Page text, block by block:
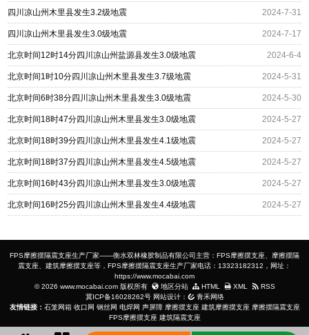
四川凉山州木里县发生3.2级地震 2024-7-31
四川凉山州木里县发生3.0级地震 2024-7-17
北京时间12时14分四川凉山州盐源县发生3.0级地震 2024-6-4
北京时间1时10分四川凉山州木里县发生3.7级地震 2024-5-31
北京时间6时38分四川凉山州木里县发生3.0级地震 2024-5-30
北京时间18时47分四川凉山州木里县发生3.0级地震 2024-5-27
北京时间18时39分四川凉山州木里县发生4.1级地震 2024-5-27
北京时间18时37分四川凉山州木里县发生4.5级地震 2024-5-27
北京时间16时43分四川凉山州木里县发生3.0级地震 2024-5-27
北京时间16时25分四川凉山州木里县发生4.4级地震 2024-5-27
FPS摩擦摆隔震支座生产厂家——衡水双林橡胶制品有限公司主营：FPS摩擦摆支座、摩擦摆隔
震支座、建筑摩擦摆支座等，FPS摩擦摆隔震支座生产厂家电话：13323182312，网址：
https://www.mocabai.com
© 2026 www.mocabai.com 版权所有
地区分站 HTML XML
RSS
冀ICP备16028262号网站设计：
青禾网络
友情链接： 石笼网箱 收口网 钢丝网 电焊网 声屏障 摩擦摆支座 建筑摩擦摆支座 摩擦摆隔震支座
FPS摩擦摆支座 建筑隔震支座